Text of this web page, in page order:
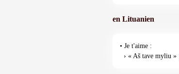
en Lituanien
• Je t'aime :
› « Aš tave myliu »